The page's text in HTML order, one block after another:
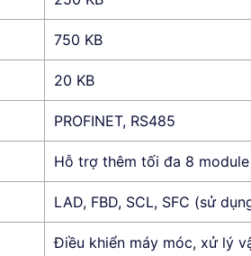
750 KB
20 KB
PROFINET, RS485
Hỗ trợ thêm tối đa 8
LAD, FBD, SCL, SFC (sử
Điều khiển máy móc, xử lý